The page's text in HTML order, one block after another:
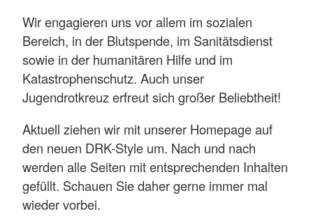
Wir engagieren uns vor allem im sozialen
Bereich, in der Blutspende, im Sanitätsdienst
sowie in der humanitären Hilfe und im
Katastrophenschutz. Auch unser
Jugendrotkreuz erfreut sich großer Beliebtheit!
Aktuell ziehen wir mit unserer Homepage auf
den neuen DRK-Style um. Nach und nach
werden alle Seiten mit entsprechenden Inhalten
gefüllt. Schauen Sie daher gerne immer mal
wieder vorbei.